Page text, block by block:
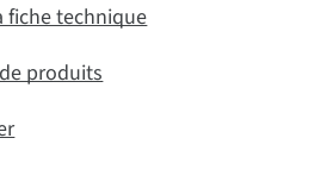
fiche technique
produits